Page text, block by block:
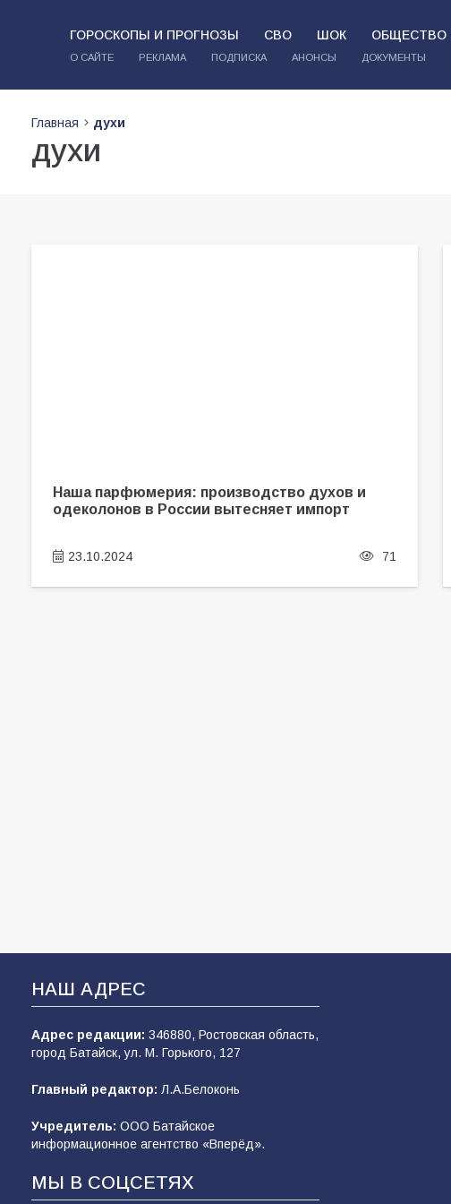
ГОРОСКОПЫ И ПРОГНОЗЫ СВО ШОК ОБЩЕСТВО
О САЙТЕ РЕКЛАМА ПОДПИСКА АНОНСЫ ДОКУМЕНТЫ
Главная духи
духи
Наша парфюмерия: производство духов и
одеколонов в России вытесняет импорт
23.10.2024 71
НАШ АДРЕС
Адрес редакции: 346880, Ростовская область,
город Батайск, ул. М. Горького, 127
Главный редактор: Л.А.Белоконь
Учредитель: ООО Батайское
информационное агентство «Вперёд».
МЫ В СОЦСЕТЯХ